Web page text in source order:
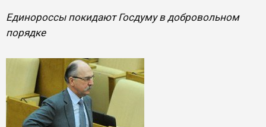
Единороссы покидают Госдуму в добровольном
порядке